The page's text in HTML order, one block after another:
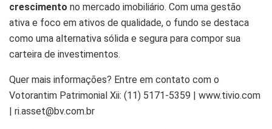
crescimento no mercado imobiliário. Com uma gestão
ativa e foco em ativos de qualidade, o fundo se destaca
como uma alternativa sólida e segura para compor sua
carteira de investimentos.
Quer mais informações? Entre em contato com o
Votorantim Patrimonial Xii: (11) 5171-5359 | www.tivio.com
| ri.asset@bv.com.br